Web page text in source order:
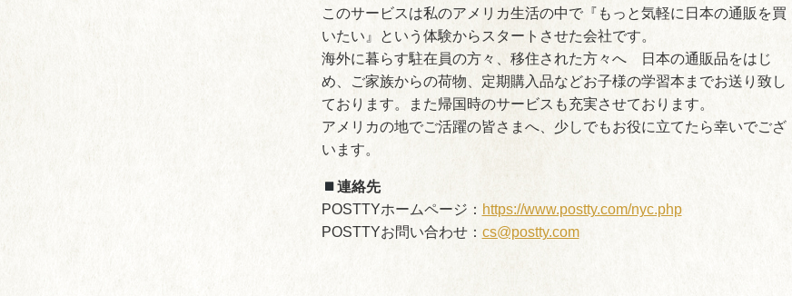
このサービスは私のアメリカ生活の中で『もっと気軽に日本の通販を買
いたい』という体験からスタートさせた会社です。
海外に暮らす駐在員の方々、移住された方々へ 日本の通販品をはじ
め、ご家族からの荷物、定期購入品などお子様の学習本までお送り致し
ております。また帰国時のサービスも充実させております。
アメリカの地でご活躍の皆さまへ、少しでもお役に立てたら幸いでござ
います。
連絡先
POSTTYホームページ： https://www.postty.com/nyc.php
POSTTYお問い合わせ： cs@postty.com